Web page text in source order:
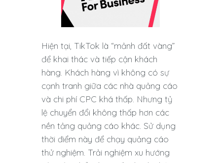
Hiện tại, TikTok là “mảnh đất vàng”
để khai thác và tiếp cận khách
hàng. Khách hàng vì không có sự
cạnh tranh giữa các nhà quảng cáo
và chi phí CPC khá thấp. Nhưng tỷ
lệ chuyển đổi không thấp hơn các
nền tảng quảng cáo khác. Sử dụng
thời điểm này để chạy quảng cáo
thử nghiệm. Trải nghiệm xu hướng